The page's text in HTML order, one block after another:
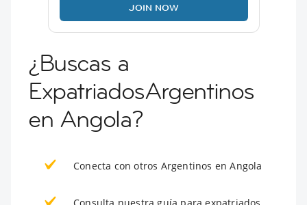
JOIN NOW
¿Buscas a
ExpatriadosArgentinos
en Angola?
Conecta con otros Argentinos en Angola
Consulta nuestra guía para expatriados